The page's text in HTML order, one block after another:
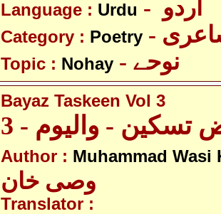
Language : Urdu
Category : Poetry
Topic : Nohay
Bayaz Taskeen Vol 3
تسکین - والیوم - 3
Author : Muhammad Wasi
وصی خان
Translator :